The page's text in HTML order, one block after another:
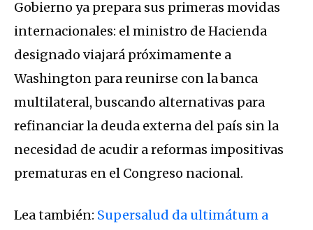
Gobierno ya prepara sus primeras movidas
internacionales: el ministro de Hacienda
designado viajará próximamente a
Washington para reunirse con la banca
multilateral, buscando alternativas para
refinanciar la deuda externa del país sin la
necesidad de acudir a reformas impositivas
prematuras en el Congreso nacional.
Lea también: Supersalud da ultimátum a